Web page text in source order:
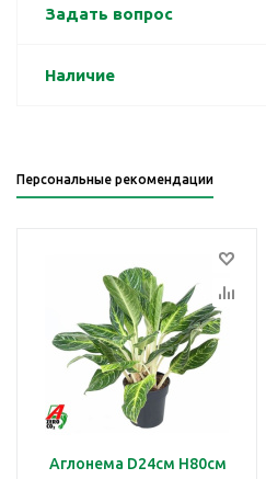
Задать вопрос
Наличие
Персональные рекомендации
Аглонема D24см H80см